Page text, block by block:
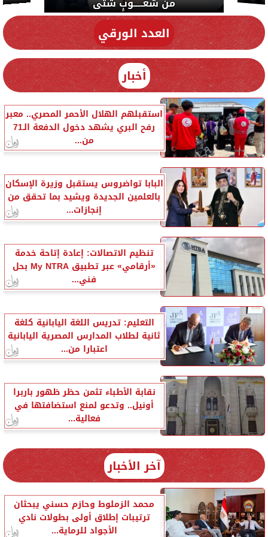
العدد الورقي
أخبار
استقبلهم الهلال الأحمر المصري.. معبر
رفح البري يشهد دخول الدفعة الـ71
من...
البابا تواضروس يستقبل وزيرة الإسكان
بالعلمين الجديدة ويشيد بما تحقق من
إنجازات...
تنظيم الاتصالات: إعادة إتاحة خدمة
«أرقامي» عبر تطبيق My NTRA بحل
فني...
التعليم: تدريس اللغة اليابانية كلغة
ثانية لطلاب المدارس المصرية اليابانية
اعتبارا من...
نقابة الأطباء تثمن حظر ظهور باربرا
أونيل.. وتدعو لمنع استضافتها في
فعالية...
آخر الأخبار
محمد الزملوط وحازم حسني يبحثان
ترتيبات إطلاق أولى بطولات نادي
الأجواد للرماية...